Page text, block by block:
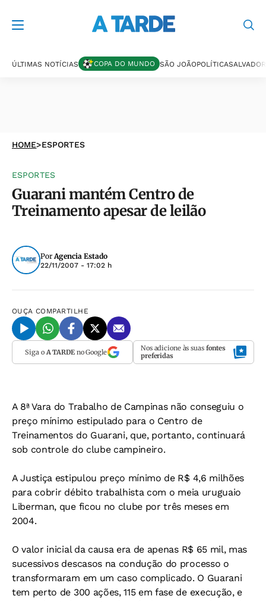
ÚLTIMAS NOTÍCIAS COPA DO MUNDO SÃO JOÃOPOLÍTICASALVADOR
HOME>ESPORTES
ESPORTES
Guarani mantém Centro de
Treinamento apesar de leilão
PorAgencia Estado
22/11/2007 - 17:02 h
OUÇA COMPARTILHE
Siga o A TARDEno Google Nos adicione às suas fontes
preferidas
A 8ª Vara do Trabalho de Campinas não conseguiu o
preço mínimo estipulado para o Centro de
Treinamentos do Guarani, que, portanto, continuará
sob controle do clube campineiro.
A Justiça estipulou preço mínimo de R$ 4,6 milhões
para cobrir débito trabalhista com o meia uruguaio
Liberman, que ficou no clube por três meses em
2004.
O valor inicial da causa era de apenas R$ 65 mil, mas
sucessivos descasos na condução do processo o
transformaram em um caso complicado. O Guarani
tem perto de 300 ações, 115 em fase de execução, e